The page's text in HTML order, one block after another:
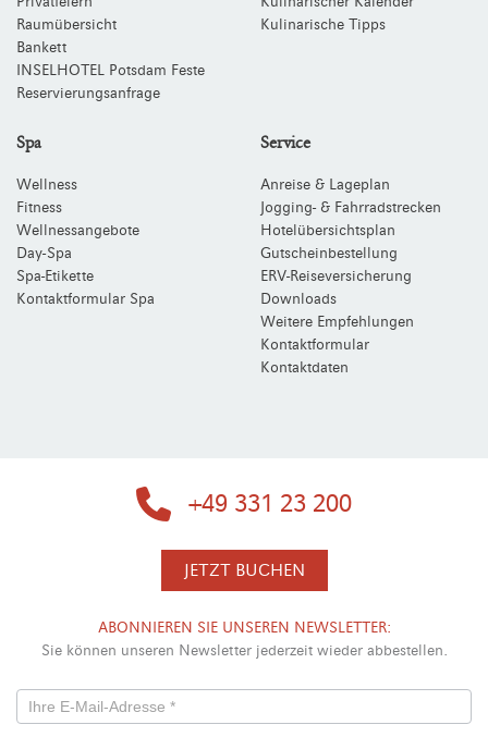
Raumübersicht
Bankett
INSELHOTEL Potsdam Feste
Reservierungsanfrage
Kulinarische Tipps
Spa
Wellness
Fitness
Wellnessangebote
Day-Spa
Spa-Etikette
Kontaktformular Spa
Service
Anreise & Lageplan
Jogging- & Fahrradstrecken
Hotelübersichtsplan
Gutscheinbestellung
ERV-Reiseversicherung
Downloads
Weitere Empfehlungen
Kontaktformular
Kontaktdaten
+49 331 23 200
JETZT BUCHEN
ABONNIEREN SIE UNSEREN NEWSLETTER:
Sie können unseren Newsletter jederzeit wieder abbestellen.
Newsletterformular